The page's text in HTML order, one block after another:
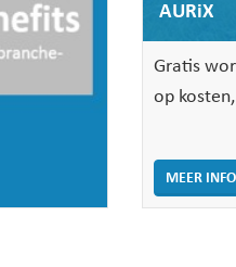
AURiX
Gratis
op kosten,
MEER INFO